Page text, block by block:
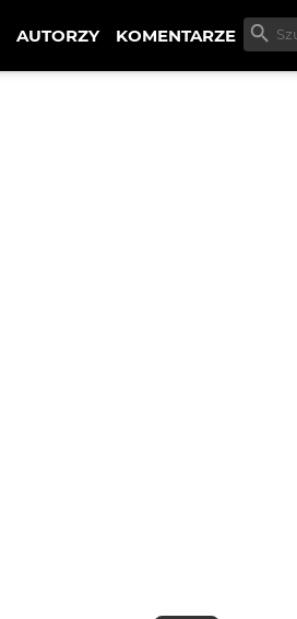
AUTORZY KOMENTARZE